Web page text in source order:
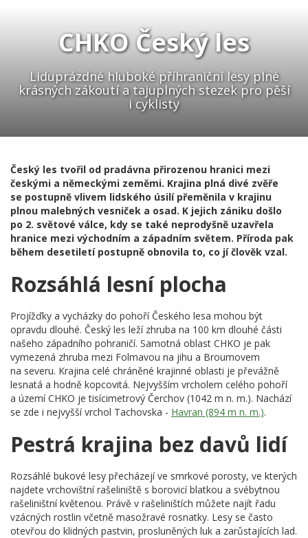
CHKO Český les
Liduprázdné hluboké příhraniční lesy plné
krásných zákoutí a tajuplných stezek pro pěší
i cyklisty
Český les tvořil od pradávna přirozenou hranici mezi
českými a německými zeměmi. Krajina plná divé zvěře
se postupně vlivem lidského úsilí přeměnila v krajinu
plnou malebných vesniček a osad. K jejich zániku došlo
po 2. světové válce, kdy se také neprodyšně uzavřela
hranice mezi východním a západním světem. Příroda pak
během desetiletí postupně obnovila to, co jí člověk vzal.
Rozsáhlá lesní plocha
Projížďky a vycházky do pohoří Českého lesa mohou být
opravdu dlouhé. Český les leží zhruba na 100 km dlouhé části
našeho západního pohraničí. Samotná oblast CHKO je pak
vymezená zhruba mezi Folmavou na jihu a Broumovem
na severu. Krajina celé chráněné krajinné oblasti je převážně
lesnatá a hodně kopcovitá. Nejvyšším vrcholem celého pohoří
a území CHKO je tisícimetrový Čerchov (1042 m n. m.). Nachází
se zde i nejvyšší vrchol Tachovska - Havran (894 m n. m.).
Pestrá krajina bez davů lidí
Rozsáhlé bukové lesy přecházejí ve smrkové porosty, ve kterých
najdete vrchovištní rašeliniště s borovicí blatkou a svébytnou
rašeliništní květenou. Právě v rašeliništích můžete najít řadu
vzácných rostlin včetně masožravé rosnatky. Lesy se často
otevřou do klidných pastvin, prosluněných luk a zarůstajících lad.